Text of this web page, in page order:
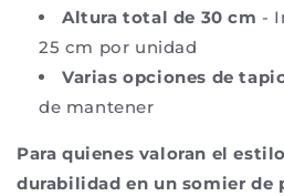
Altura total de 30 cm -
25 cm por unidad
Varias opciones de
de mantener
Para quienes valoran el
durabilidad en un somier de